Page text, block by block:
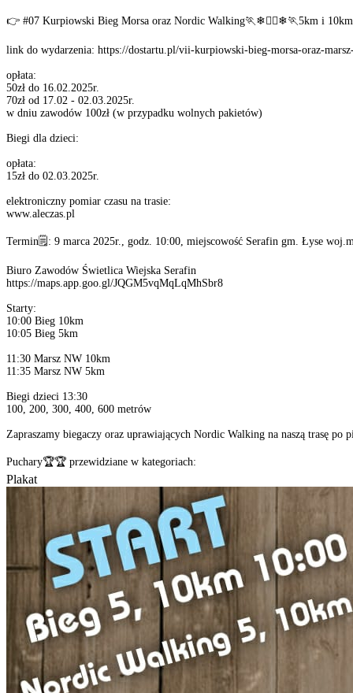
👉 #07 Kurpiowski Bieg Morsa oraz Nordic Walking🏃❄🏃‍♀❄🏃5km i 10km
link do wydarzenia: https://dostartu.pl/vii-kurpiowski-bieg-morsa-oraz-
opłata:
50zł do 16.02.2025r.
70zł od 17.02 - 02.03.2025r.
w dniu zawodów 100zł (w przypadku wolnych pakietów)
Biegi dla dzieci:
opłata:
15zł do 02.03.2025r.
elektroniczny pomiar czasu na trasie:
www.aleczas.pl
Termin🗒: 9 marca 2025r., godz. 10:00, miejscowość Serafin gm. Łyse
Biuro Zawodów Świetlica Wiejska Serafin
https://maps.app.goo.gl/JQGM5vqMqLqMhSbr8
Starty:
10:00 Bieg 10km
10:05 Bieg 5km
11:30 Marsz NW 10km
11:35 Marsz NW 5km
Biegi dzieci 13:30
100, 200, 300, 400, 600 metrów
Zapraszamy biegaczy oraz uprawiających Nordic Walking na naszą trasę
Puchary🏆🏆 przewidziane w kategoriach:
Plakat